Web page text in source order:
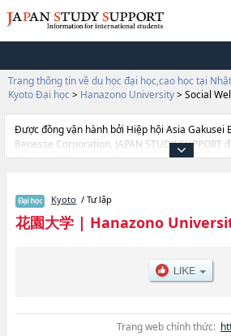
Trang thông tin về du học đại học,cao học tại Nhật
Kyoto Đại học > Hanazono University> Social
Được đồng vận hành bởi Hiệp hội Asia Gakusei
Benesse Corporation, JAPAN STUDY
khoảng 1.300 trường đại học, cao học, trường
cần thiết dành cho du học sinh, như là về các
Social Welfare, thông tin về từng ngành học,
tuyển như số lượng tuyển sinh, số lượng trúng
Kyoto / Tư lập
花園大学| Hanazono
Trang web chính thức: